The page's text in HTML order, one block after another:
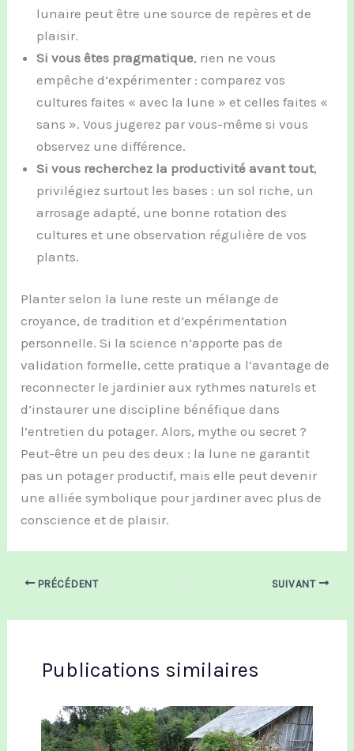
lunaire peut être une source de repères et de
plaisir.
Si vous êtes pragmatique, rien ne vous
empêche d’expérimenter : comparez vos
cultures faites « avec la lune » et celles faites «
sans ». Vous jugerez par vous-même si vous
observez une différence.
Si vous recherchez la productivité avant tout,
privilégiez surtout les bases : un sol riche, un
arrosage adapté, une bonne rotation des
cultures et une observation régulière de vos
plants.
Planter selon la lune reste un mélange de
croyance, de tradition et d’expérimentation
personnelle. Si la science n’apporte pas de
validation formelle, cette pratique a l’avantage de
reconnecter le jardinier aux rythmes naturels et
d’instaurer une discipline bénéfique dans
l’entretien du potager. Alors, mythe ou secret ?
Peut-être un peu des deux : la lune ne garantit
pas un potager productif, mais elle peut devenir
une alliée symbolique pour jardiner avec plus de
conscience et de plaisir.
PRÉCÉDENT SUIVANT
Publications similaires